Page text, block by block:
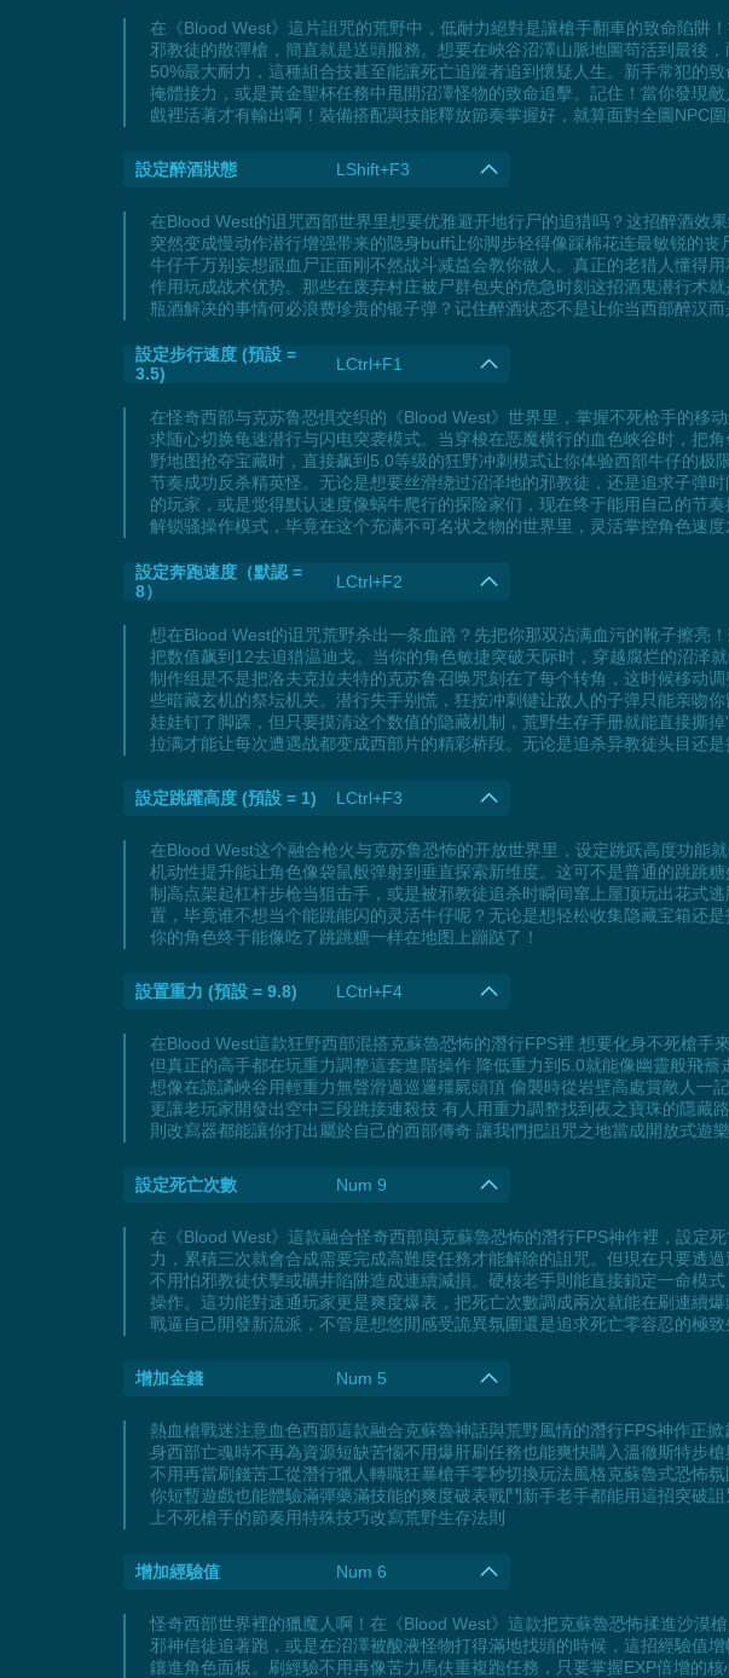
在《Blood West》這片詛咒的荒野中，低耐力絕對是讓槍手翻車的致命陷阱
邪教徒的散彈槍，簡直就是送頭服務。想要在峽谷沼澤山脈地圖苟活到最後
50%最大耐力，這種組合技甚至能讓死亡追蹤者追到懷疑人生。新手常犯的
掩體接力，或是黃金聖杯任務中甩開沼澤怪物的致命追擊。記住！當你發現
戲裡活著才有輸出啊！裝備搭配與技能釋放節奏掌握好，就算面對全圖NPC圍
設定醉酒狀態 LShift+F3
在Blood West的诅咒西部世界里想要优雅避开地行尸的追猎吗？这招醉酒效
突然变成慢动作潜行增强带来的隐身buff让你脚步轻得像踩棉花连最敏锐的
牛仔千万别妄想跟血尸正面刚不然战斗减益会教你做人。真正的老猎人懂得
作用玩成战术优势。那些在废弃村庄被尸群包夹的危急时刻这招酒鬼潜行术
瓶酒解决的事情何必浪费珍贵的银子弹？记住醉酒状态不是让你当西部醉汉
設定步行速度 (預設 =
3.5)
LCtrl+F1
在怪奇西部与克苏鲁恐惧交织的《Blood West》世界里，掌握不死枪手的移
求随心切换龟速潜行与闪电突袭模式。当穿梭在恶魔横行的血色峡谷时，把
野地图抢夺宝藏时，直接飙到5.0等级的狂野冲刺模式让你体验西部牛仔的
节奏成功反杀精英怪。无论是想要丝滑绕过沼泽地的邪教徒，还是追求子弹
的玩家，或是觉得默认速度像蜗牛爬行的探险家们，现在终于能用自己的节
解锁骚操作模式，毕竟在这个充满不可名状之物的世界里，灵活掌控角色速度
設定奔跑速度（默認 =
8）
LCtrl+F2
想在Blood West的诅咒荒野杀出一条血路？先把你那双沾满血污的靴子擦亮
把数值飙到12去追猎温迪戈。当你的角色敏捷突破天际时，穿越腐烂的沼泽
制作组是不是把洛夫克拉夫特的克苏鲁召唤咒刻在了每个转角，这时候移
些暗藏玄机的祭坛机关。潜行失手别慌，狂按冲刺键让敌人的子弹只能亲吻
娃娃钉了脚踝，但只要摸清这个数值的隐藏机制，荒野生存手册就能直接撕
拉满才能让每次遭遇战都变成西部片的精彩桥段。无论是追杀异教徒头目还
設定跳躍高度 (預設 = 1) LCtrl+F3
在Blood West这个融合枪火与克苏鲁恐怖的开放世界里，设定跳跃高度功能
机动性提升能让角色像袋鼠般弹射到垂直探索新维度。这可不是普通的跳跳
制高点架起杠杆步枪当狙击手，或是被邪教徒追杀时瞬间窜上屋顶玩出花
置，毕竟谁不想当个能跳能闪的灵活牛仔呢？无论是想轻松收集隐藏宝箱还
你的角色终于能像吃了跳跳糖一样在地图上蹦跶了！
設置重力 (預設 = 9.8) LCtrl+F4
在Blood West這款狂野西部混搭克蘇魯恐怖的潛行FPS裡 想要化身不死槍
但真正的高手都在玩重力調整這套進階操作 降低重力到5.0就能像幽靈般飛
想像在詭譎峽谷用輕重力無聲滑過巡邏殭屍頭頂 偷襲時從岩壁高處賞敵人
更讓老玩家開發出空中三段跳接連殺技 有人用重力調整找到夜之寶珠的隱
則改寫器都能讓你打出屬於自己的西部傳奇 讓我們把詛咒之地當成開放式遊
設定死亡次數 Num 9
在《Blood West》這款融合怪奇西部與克蘇魯恐怖的潛行FPS神作裡，設定
力，累積三次就會合成需要完成高難度任務才能解除的詛咒。但現在只要透
不用怕邪教徒伏擊或礦井陷阱造成連續減損。硬核老手則能直接鎖定一命模
操作。這功能對速通玩家更是爽度爆表，把死亡次數調成兩次就能在刷連續
戰逼自己開發新流派，不管是想悠閒感受詭異氛圍還是追求死亡零容忍的極
增加金錢 Num 5
熱血槍戰迷注意血色西部這款融合克蘇魯神話與荒野風情的潛行FPS神作正
身西部亡魂時不再為資源短缺苦惱不用爆肝刷任務也能爽快購入溫徹斯特步
不用再當刷錢苦工從潛行獵人轉職狂暴槍手零秒切換玩法風格克蘇魯式恐怖
你短暫遊戲也能體驗滿彈藥滿技能的爽度破表戰鬥新手老手都能用這招突破
上不死槍手的節奏用特殊技巧改寫荒野生存法則
增加經驗值 Num 6
怪奇西部世界裡的獵魔人啊！在《Blood West》這款把克蘇魯恐怖揉進沙漠
邪神信徒追著跑，或是在沼澤被酸液怪物打得滿地找頭的時候，這招經驗值
鑲進角色面板。刷經驗不用再像苦力馬伕重複跑任務，只要掌握EXP倍增的